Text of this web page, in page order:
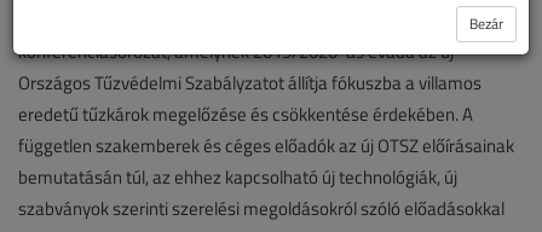
Idén is folytatódik a villanyszerelőknek szóló országjáró szakmai
konferenciasorozat, amelynek 2019/2020-as évada az új
Országos Tűzvédelmi Szabályzatot állítja fókuszba a villamos
eredetű tűzkárok megelőzése és csökkentése érdekében. A
független szakemberek és céges előadók az új OTSZ előírásainak
bemutatásán túl, az ehhez kapcsolható új technológiák, új
szabványok szerinti szerelési megoldásokról szóló előadásokkal
Bezár